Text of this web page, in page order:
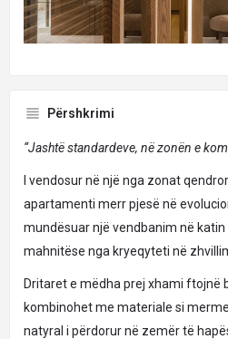
Përshkrimi
“Jashtë standardeve, në zonën e
I vendosur në një nga zonat
apartamenti merr pjesë në
mundësuar një vendbanim në
mahnitëse nga kryeqyteti në
Dritaret e mëdha prej xhami ftojnë
kombinohet me materiale si
natyral i përdorur në zemër të